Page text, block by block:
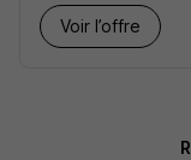
Voir l’offre